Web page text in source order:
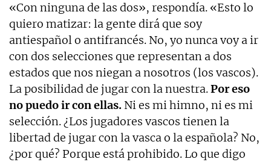
«Con ninguna de las dos», respondía. «Esto lo
quiero matizar: la gente dirá que soy
antiespañol o antifrancés. No, yo nunca voy a ir
con dos selecciones que representan a dos
estados que nos niegan a nosotros (los vascos).
La posibilidad de jugar con la nuestra.Por eso
no puedo ir con ellas. Ni es mi himno, ni es mi
selección. ¿Los jugadores vascos tienen la
libertad de jugar con la vasca o la española? No,
¿por qué? Porque está prohibido. Lo que digo